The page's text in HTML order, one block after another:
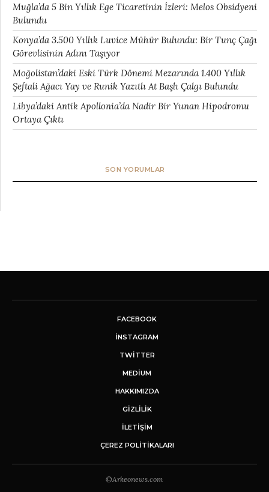
Muğla’da 5 Bin Yıllık Ege Ticaretinin İzleri: Melos Obsidyeni
Bulundu
Konya’da 3.500 Yıllık Luvice Mühür Bulundu: Bir Tunç Çağı
Görevlisinin Adını Taşıyor
Moğolistan’daki Eski Türk Dönemi Mezarında 1.400 Yıllık
Şeftali Ağacı Yay ve Runik Yazıtlı At Başlı Çalgı Bulundu
Libya’daki Antik Apollonia’da Nadir Bir Yunan Hipodromu
Ortaya Çıktı
SON YORUMLAR
FACEBOOK
INSTAGRAM
TWITTER
MEDIUM
HAKKIMIZDA
GİZLİLİK
İLETIŞIM
ÇEREZ POLITIKALARI
©Arkeonews.com